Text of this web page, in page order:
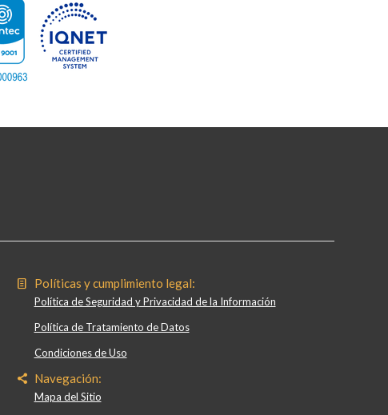
Políticas y cumplimiento legal:
Política de Seguridad y Privacidad de la Información
Política de Tratamiento de Datos
Condiciones de Uso
Navegación:
Mapa del Sitio